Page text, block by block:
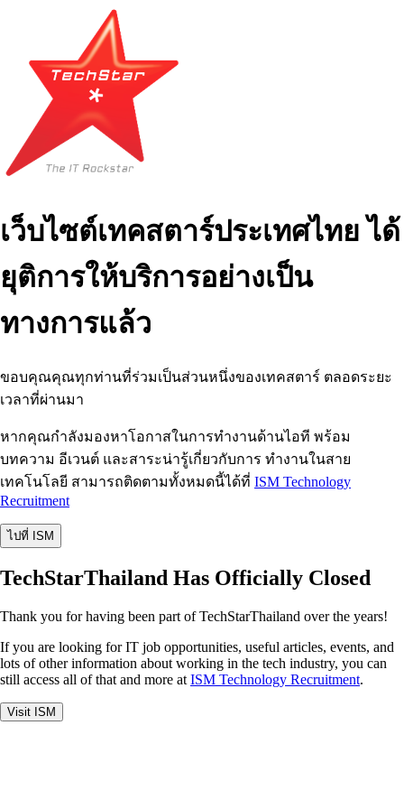
เว็บไซต์เทคสตาร์ประเทศไทย ได้
ยุติการให้บริการอย่างเป็น
ทางการแล้ว
ขอบคุณคุณทุกท่านที่ร่วมเป็นส่วนหนึ่งของเทคสตาร์ ตลอดระยะ
เวลาที่ผ่านมา
หากคุณกำลังมองหาโอกาสในการทำงานด้านไอที พร้อม
บทความ อีเวนต์ และสาระน่ารู้เกี่ยวกับการ ทำงานในสาย
เทคโนโลยี สามารถติดตามทั้งหมดนี้ได้ที่ ISM Technology
Recruitment
ไปที่ ISM
TechStarThailand Has Officially Closed
Thank you for having been part of TechStarThailand over the years!
If you are looking for IT job opportunities, useful articles, events, and
lots of other information about working in the tech industry, you can
still access all of that and more at ISM Technology Recruitment.
Visit ISM